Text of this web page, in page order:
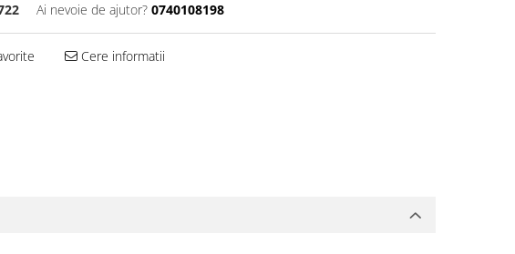
Ai nevoie de ajutor? 0740108198
Cere informatii